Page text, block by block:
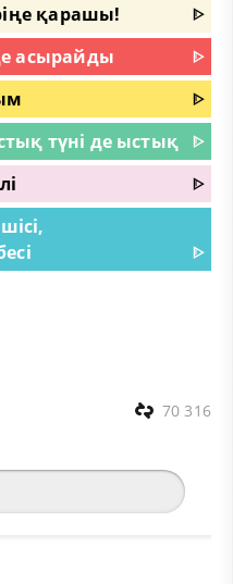
қарашы!
ᐈ
асырайды
ᐈ
ᐈ
түні де ыстық ᐈ
ᐈ
ᐈ
70 316